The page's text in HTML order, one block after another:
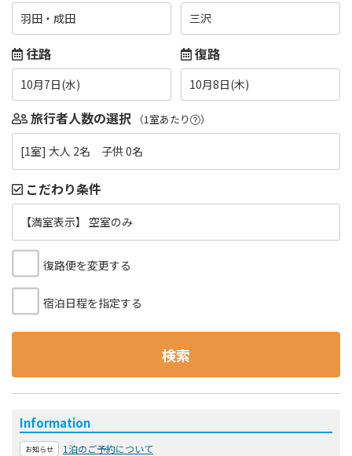
羽田・成田 三沢
往路
10月7日(水)
復路
10月8日(木)
旅行者人数の選択 （1室あたり ）
[1室] 大人 2名 子供 0名
こだわり条件
【満室表示】 空室のみ
復路便を変更する
宿泊日程を指定する
検索
Information
お知らせ 1泊のご予約について